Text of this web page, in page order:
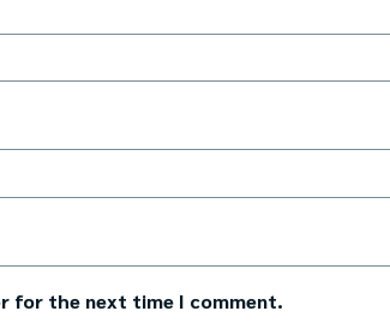
for the next time I comment.